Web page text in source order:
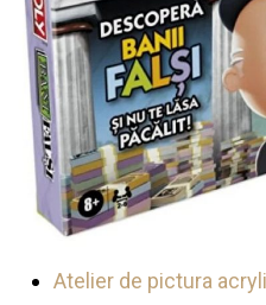
Atelier de pictura